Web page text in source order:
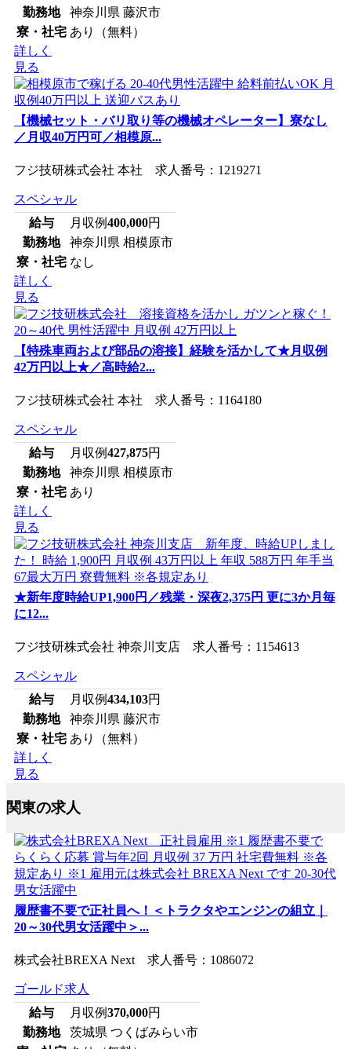
勤務地
神奈川県 藤沢市
寮・社宅 あり（無料）
詳しく
見る
【機械セット・バリ取り等の機械オペレーター】寮なし
／月収40万円可／相模原...
フジ技研株式会社 本社 求人番号：1219271
スペシャル
給与
月収例400,000円
勤務地
神奈川県 相模原市
寮・社宅 なし
詳しく
見る
【特殊車両および部品の溶接】経験を活かして★月収例
42万円以上★／高時給2...
フジ技研株式会社 本社 求人番号：1164180
スペシャル
給与
月収例427,875円
勤務地
神奈川県 相模原市
寮・社宅 あり
詳しく
見る
★新年度時給UP1,900円／残業・深夜2,375円 更に3か月毎
に12...
フジ技研株式会社 神奈川支店 求人番号：1154613
スペシャル
給与
月収例434,103円
勤務地
神奈川県 藤沢市
寮・社宅 あり（無料）
詳しく
見る
関東の求人
履歴書不要で正社員へ！＜トラクタやエンジンの組立｜
20～30代男女活躍中＞...
株式会社BREXA Next 求人番号：1086072
ゴールド求人
給与
月収例370,000円
勤務地
茨城県 つくばみらい市